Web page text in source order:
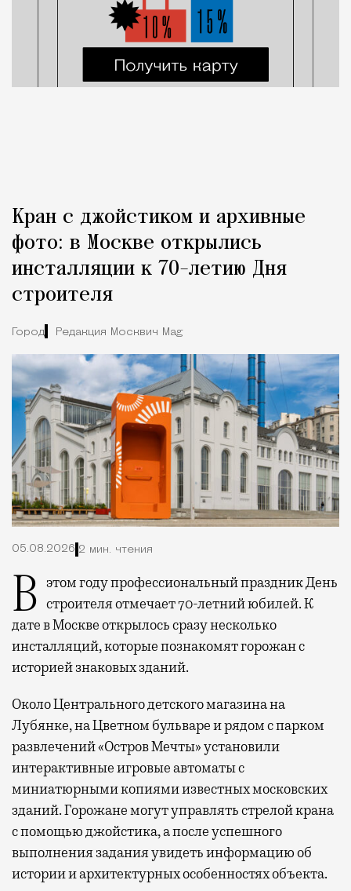
Кран с джойстиком и архивные
фото: в Москве открылись
инсталляции к 70-летию Дня
строителя
Город Редакция Москвич Mag
05.08.2026 2 мин. чтения
В этом году профессиональный праздник День строителя отмечает 70-летний юбилей. К
дате в Москве открылось сразу несколько
инсталляций, которые познакомят горожан с
историей знаковых зданий.
Около Центрального детского магазина на
Лубянке, на Цветном бульваре и рядом с парком
развлечений «Остров Мечты» установили
интерактивные игровые автоматы с
миниатюрными копиями известных московских
зданий. Горожане могут управлять стрелой крана
с помощью джойстика, а после успешного
выполнения задания увидеть информацию об
истории и архитектурных особенностях объекта.